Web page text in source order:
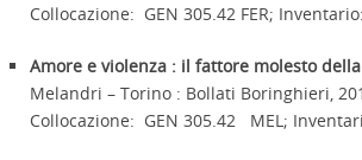
Collocazione: GEN 305.42 FER;
Amore e violenza : il fattore molesto
Melandri – Torino : Bollati Boringhieri,
Collocazione: GEN 305.42 MEL;